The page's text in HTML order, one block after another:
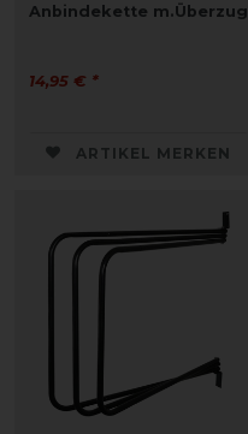
Anbindekette m.Überzug
14,95 € *
ARTIKEL MERKEN